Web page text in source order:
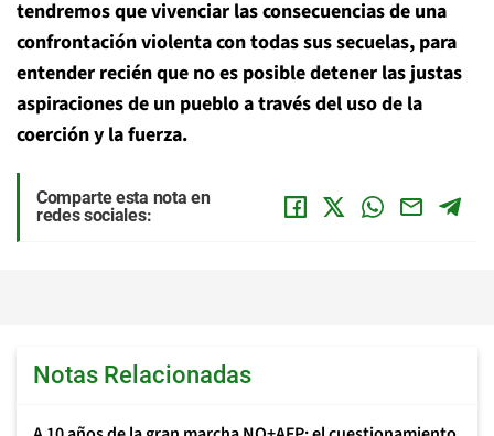
tendremos que vivenciar las consecuencias de una
confrontación violenta con todas sus secuelas, para
entender recién que no es posible detener las justas
aspiraciones de un pueblo a través del uso de la
coerción y la fuerza.
Comparte esta nota en
redes sociales:
Notas Relacionadas